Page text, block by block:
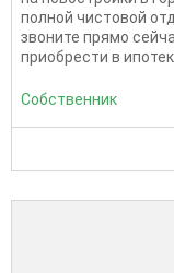
полной чистовой
звоните прямо
приобрести в
Собственник